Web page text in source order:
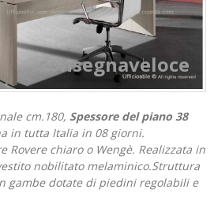
consegnaveloce
cm.180, Spessore del piano 38
in tutta Italia in 08 giorni.
Rovere chiaro o Wengè. Realizzata in
nobilitato melaminico.Struttura
gambe dotate di piedini regolabili e